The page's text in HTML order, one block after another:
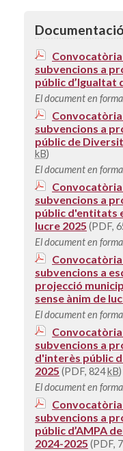
Convocatòria
subvencions a
públic d’Igualtat
El document en
Convocatòria
subvencions a
públic de
kB)
El document en
Convocatòria
subvencions a
públic d'entitats
lucre 2025 (PDF,
El document en
Convocatòria
subvencions a
projecció
sense ànim de
El document en
Convocatòria
subvencions a
d'interès públic
2025 (PDF, 824kB)
El document en
Convocatòria
subvencions a
públic d’AMPA
2024-2025 (PDF,